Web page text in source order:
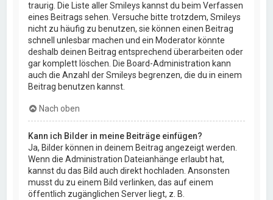
traurig. Die Liste aller Smileys kannst du beim Verfassen
eines Beitrags sehen. Versuche bitte trotzdem, Smileys
nicht zu häufig zu benutzen, sie können einen Beitrag
schnell unlesbar machen und ein Moderator könnte
deshalb deinen Beitrag entsprechend überarbeiten oder
gar komplett löschen. Die Board-Administration kann
auch die Anzahl der Smileys begrenzen, die du in einem
Beitrag benutzen kannst.
Nach oben
Kann ich Bilder in meine Beiträge einfügen?
Ja, Bilder können in deinem Beitrag angezeigt werden.
Wenn die Administration Dateianhänge erlaubt hat,
kannst du das Bild auch direkt hochladen. Ansonsten
musst du zu einem Bild verlinken, das auf einem
öffentlich zugänglichen Server liegt, z. B.